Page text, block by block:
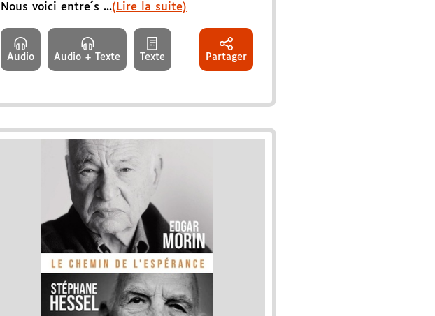
Nous voici entre´s ...(Lire la suite)
Audio Audio + Texte Texte Partager